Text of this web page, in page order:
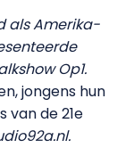
als Amerika-
Op1.
jongens hun
van de 21e